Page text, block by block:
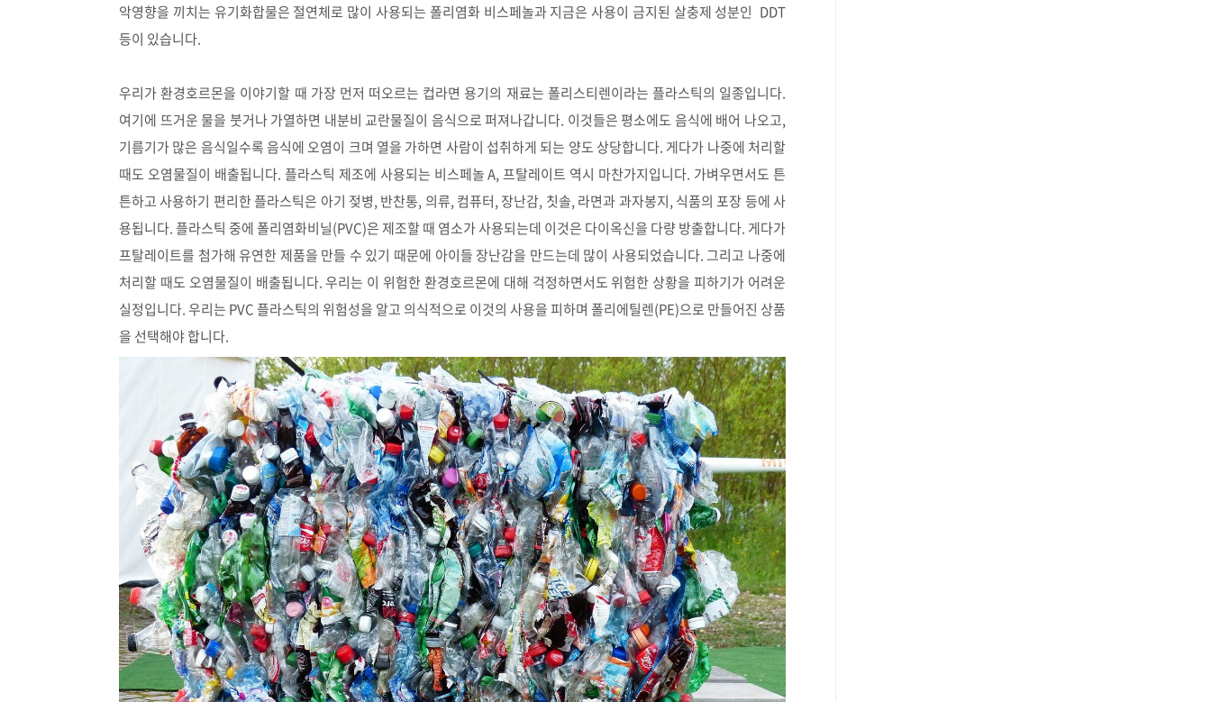
악영향을 끼치는 유기화합물은 절연체로 많이 사용되는 폴리염화 비스페놀과 지금은 사용이 금지된 살충제 성분인 DDT
등이 있습니다.
우리가 환경호르몬을 이야기할 때 가장 먼저 떠오르는 컵라면 용기의 재료는 폴리스티렌이라는 플라스틱의 일종입니다.
여기에 뜨거운 물을 붓거나 가열하면 내분비 교란물질이 음식으로 퍼져나갑니다. 이것들은 평소에도 음식에 배어 나오고,
기름기가 많은 음식일수록 음식에 오염이 크며 열을 가하면 사람이 섭취하게 되는 양도 상당합니다. 게다가 나중에 처리할
때도 오염물질이 배출됩니다. 플라스틱 제조에 사용되는 비스페놀 A, 프탈레이트 역시 마찬가지입니다. 가벼우면서도 튼
튼하고 사용하기 편리한 플라스틱은 아기 젖병, 반찬통, 의류, 컴퓨터, 장난감, 칫솔, 라면과 과자봉지, 식품의 포장 등에 사
용됩니다. 플라스틱 중에 폴리염화비닐(PVC)은 제조할 때 염소가 사용되는데 이것은 다이옥신을 다량 방출합니다. 게다가
프탈레이트를 첨가해 유연한 제품을 만들 수 있기 때문에 아이들 장난감을 만드는데 많이 사용되었습니다. 그리고 나중에
처리할 때도 오염물질이 배출됩니다. 우리는 이 위험한 환경호르몬에 대해 걱정하면서도 위험한 상황을 피하기가 어려운
실정입니다. 우리는 PVC 플라스틱의 위험성을 알고 의식적으로 이것의 사용을 피하며 폴리에틸렌(PE)으로 만들어진 상품
을 선택해야 합니다.